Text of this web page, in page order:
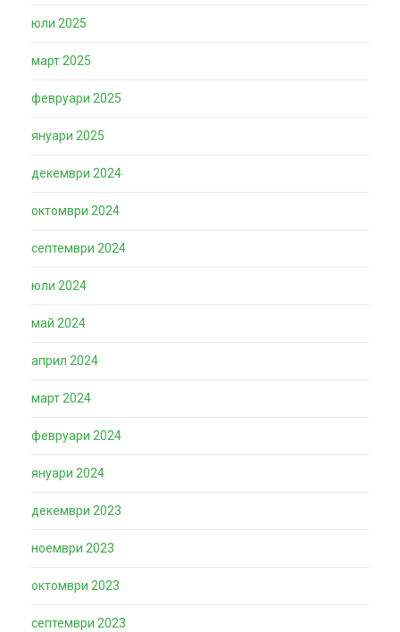
юли 2025
март 2025
февруари 2025
януари 2025
декември 2024
октомври 2024
септември 2024
юли 2024
май 2024
април 2024
март 2024
февруари 2024
януари 2024
декември 2023
ноември 2023
октомври 2023
септември 2023